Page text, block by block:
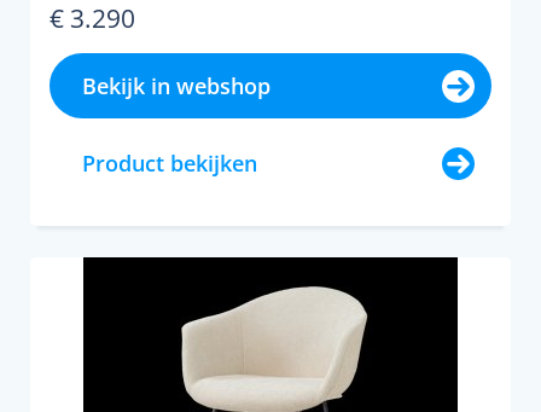
€ 3.290
Bekijk in webshop
Product bekijken